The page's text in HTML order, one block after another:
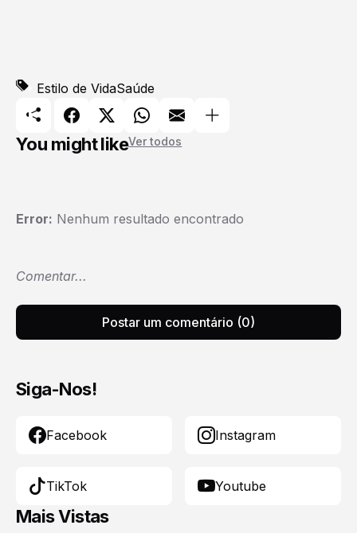
Estilo de VidaSaúde
You might likeVer todos
Error: Nenhum resultado encontrado
Comentar...
Postar um comentário (0)
Siga-Nos!
Facebook Instagram
TikTok Youtube
Mais Vistas